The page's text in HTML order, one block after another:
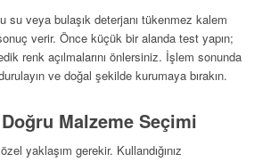
su veya bulaşık deterjanı tükenmez kalem
verir. Önce küçük bir alanda test yapın;
renk açılmalarını önlersiniz. İşlem sonunda
ve doğal şekilde kurumaya bırakın.
Malzeme Seçimi
yaklaşım gerekir. Kullandığınız